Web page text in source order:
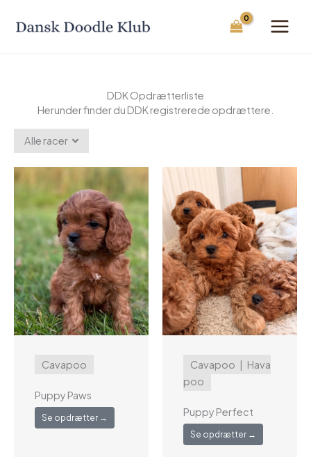
DDK Opdrætterliste
Herunder finder du DDK registrerede opdrættere.
Alle racer
Cavapoo
Puppy Paws
Se opdrætter →
Cavapoo
Hava
poo
Puppy Perfect
Se opdrætter →